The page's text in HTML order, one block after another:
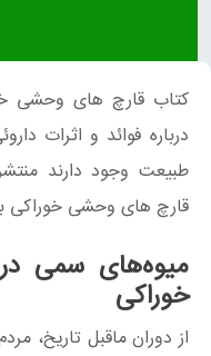
کتاب قارچ های وحشی
درباره فوائد و اثرات
طبیعت وجود دارند
قارچ های وحشی خوراکی
میوه‌های سمی
خوراکی
از دوران ماقبل تاریخ،